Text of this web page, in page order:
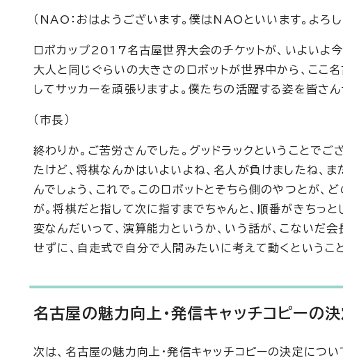
（NAO：おはようございます。僕はNAOといいます。よろし
ロボカップ2017名古屋世界大会のチケットが、いよいよ
大人と同じぐらいの大きさのロボットが世界中から、ここ
してサッカーを頑張りますよ。僕たちの活躍する姿を皆さ
（市長）
終わりか。ご苦労さんでした。グッドラックということで
たけど、将棋なんかはいよいよね、名人が負けましたね、
んでしょう、これで。このロボットとそちら側のやつとが
が。将棋だと指して次に指すまでちゃんと、順番がきちっ
変なんだいって、演算能力というか、いう話が、こないだ
せずに、自走式で自分で人間みたいに考えて動くというこ
名古屋の魅力向上・発信キャッチコピーの
次は、名古屋の魅力向上・発信キャッチコピーの決定につい